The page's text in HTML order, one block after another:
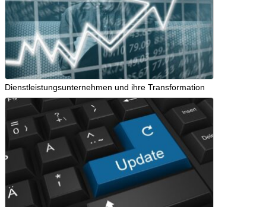
Dienstleistungsunternehmen und ihre Transformation